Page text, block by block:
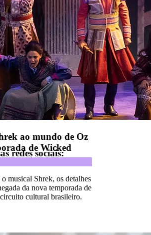
ao mundo de Oz
de Wicked
musical Shrek, os detalhes
da nova temporada de
cultural brasileiro.
25 | Alameda Xingu, 512, 3º, 4º e 16º (parte)
Barueri/SP | CEP 06455-030
Pagamento S.A.
16 | Alameda Xingu, 512, 3º andar, parte,
Barueri/SP | CEP 06455-030
redes sociais: